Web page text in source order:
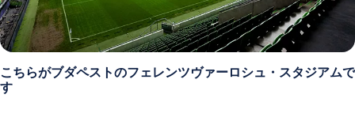
こちらがブダペストのフェレンツヴァーロシュ・スタジアムで
す